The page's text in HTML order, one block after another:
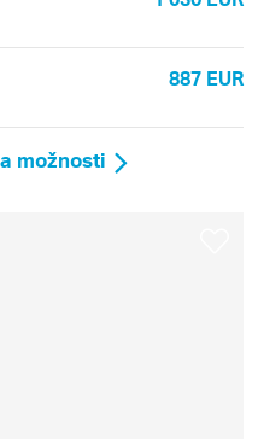
887 EUR
možnosti